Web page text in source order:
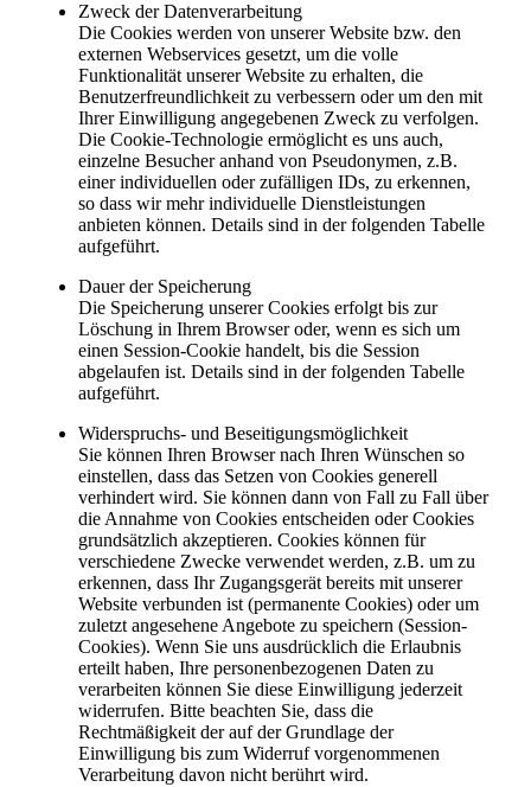
Zweck der Datenverarbeitung
Die Cookies werden von unserer Website bzw. den
externen Webservices gesetzt, um die volle
Funktionalität unserer Website zu erhalten, die
Benutzerfreundlichkeit zu verbessern oder um den mit
Ihrer Einwilligung angegebenen Zweck zu verfolgen.
Die Cookie-Technologie ermöglicht es uns auch,
einzelne Besucher anhand von Pseudonymen, z.B.
einer individuellen oder zufälligen IDs, zu erkennen,
so dass wir mehr individuelle Dienstleistungen
anbieten können. Details sind in der folgenden Tabelle
aufgeführt.
Dauer der Speicherung
Die Speicherung unserer Cookies erfolgt bis zur
Löschung in Ihrem Browser oder, wenn es sich um
einen Session-Cookie handelt, bis die Session
abgelaufen ist. Details sind in der folgenden Tabelle
aufgeführt.
Widerspruchs- und Beseitigungsmöglichkeit
Sie können Ihren Browser nach Ihren Wünschen so
einstellen, dass das Setzen von Cookies generell
verhindert wird. Sie können dann von Fall zu Fall über
die Annahme von Cookies entscheiden oder Cookies
grundsätzlich akzeptieren. Cookies können für
verschiedene Zwecke verwendet werden, z.B. um zu
erkennen, dass Ihr Zugangsgerät bereits mit unserer
Website verbunden ist (permanente Cookies) oder um
zuletzt angesehene Angebote zu speichern (Session-
Cookies). Wenn Sie uns ausdrücklich die Erlaubnis
erteilt haben, Ihre personenbezogenen Daten zu
verarbeiten können Sie diese Einwilligung jederzeit
widerrufen. Bitte beachten Sie, dass die
Rechtmäßigkeit der auf der Grundlage der
Einwilligung bis zum Widerruf vorgenommenen
Verarbeitung davon nicht berührt wird.